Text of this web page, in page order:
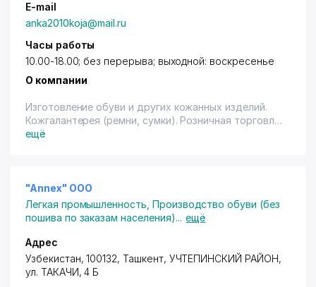
E-mail
anka2010koja@mail.ru
Часы работы
10.00-18.00; без перерыва; выходной: воскресенье
О компании
Изготовление обуви и других кожанных изделий.
Кожгалантерея (ремни, сумки). Розничная торговля
(туфли, сапоги, сумки). Кожаное снаряжение для
ещё
"Annex" ООО
Легкая промышленность Производство обуви (без
пошива по заказам населения)... ещё
Адрес
Узбекистан, 100132, Ташкент, УЧТЕПИНСКИЙ РАЙОН,
ул. ТАКАЧИ, 4 Б